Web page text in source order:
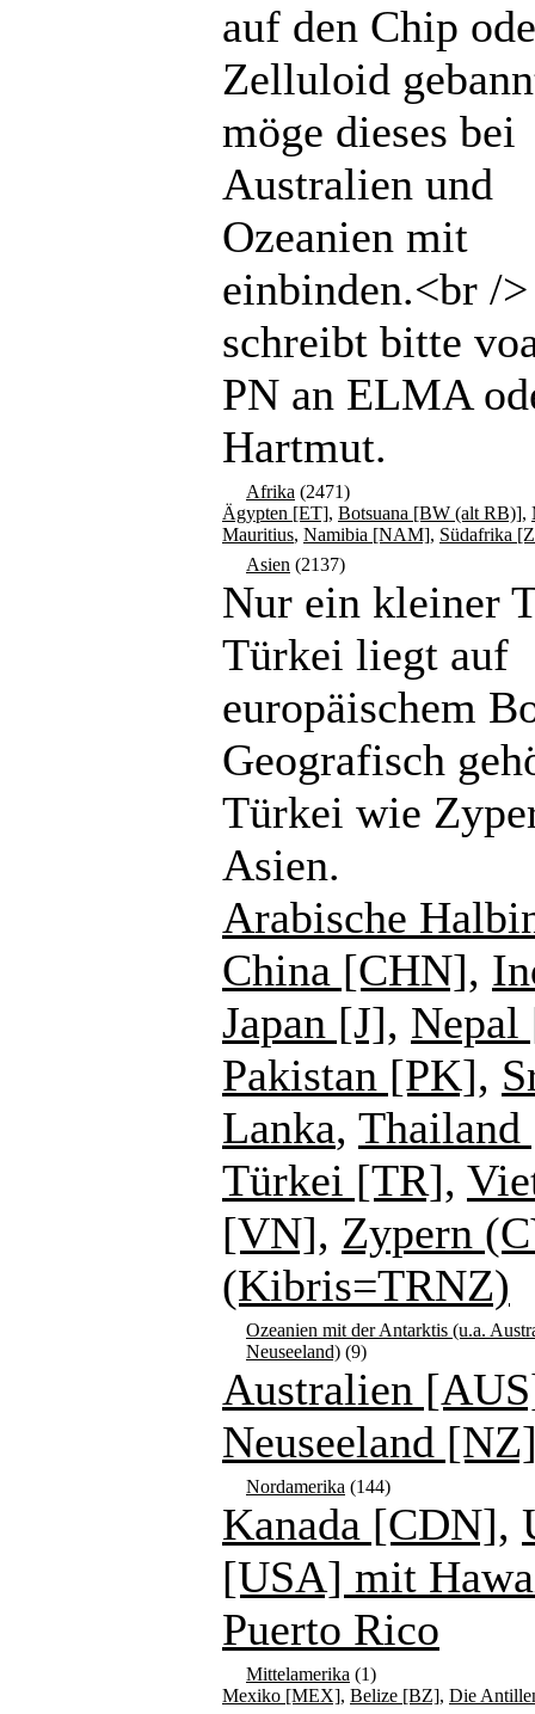
auf den Chip
Zelluloid
möge dieses bei
Australien und
Ozeanien mit
einbinden.<br /
schreibt bitte
PN an ELMA
Hartmut.
Afrika (2471)
Ägypten [ET], Botsuana [BW (alt RB)],
Mauritius, Namibia [NAM], Südafrika
Asien (2137)
Nur ein kleiner
Türkei liegt auf
europäischem
Geografisch
Türkei wie
Asien.
Arabische
China [CHN],
Japan [J],
Pakistan [PK],
Lanka,
Türkei [TR],
[VN], Zypern
(Kibris=TRNZ)
Ozeanien mit der Antarktis (u.a.
Neuseeland) (9)
Australien
Neuseeland
Nordamerika (144)
Kanada [CDN],
[USA] mit
Puerto Rico
Mittelamerika (1)
Mexiko [MEX], Belize [BZ], Die